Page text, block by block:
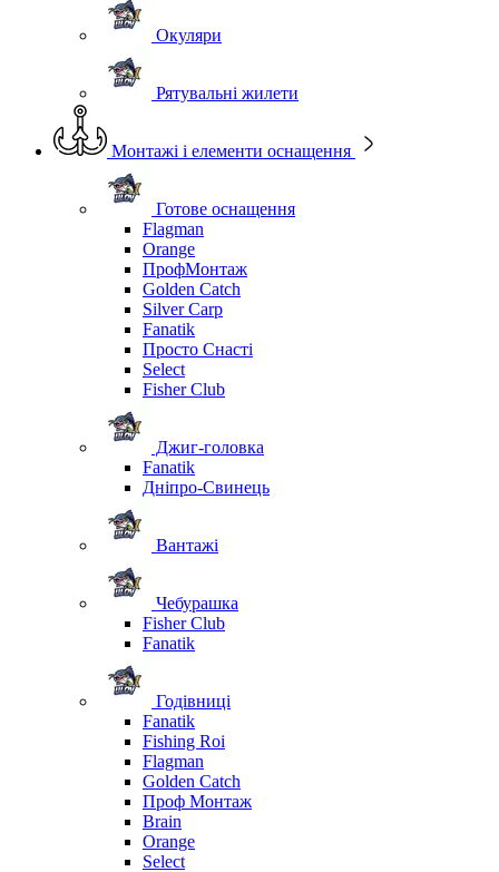
Окуляри
Рятувальні жилети
Монтажі і елементи оснащення
Готове оснащення
Flagman
Orange
ПрофМонтаж
Golden Catch
Silver Carp
Fanatik
Просто Снасті
Select
Fisher Club
Джиг-головка
Fanatik
Дніпро-Свинець
Вантажі
Чебурашка
Fisher Club
Fanatik
Годівниці
Fanatik
Fishing Roi
Flagman
Golden Catch
Проф Монтаж
Brain
Orange
Select